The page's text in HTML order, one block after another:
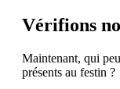
Vérifions
Maintenant, qui
présents au festin ?